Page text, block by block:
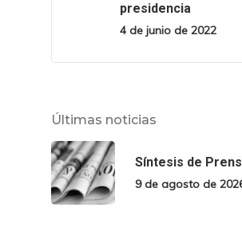
presidencia
4 de junio de 2022
Últimas noticias
Síntesis de
9 de agosto de